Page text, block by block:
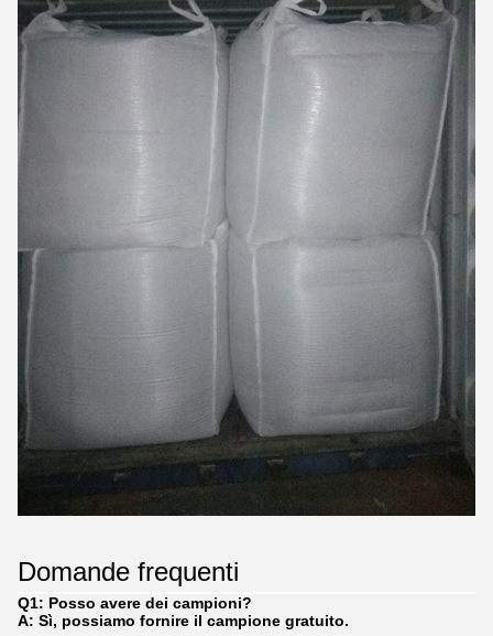
Domande frequenti
Q1: Posso avere dei campioni?
A: Sì, possiamo fornire il campione gratuito.